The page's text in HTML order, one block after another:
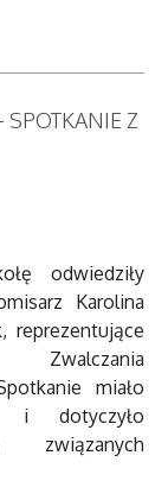
SPOTKANIE Z
odwiedziły
Karolina
reprezentujące
miało
i dotyczyło
związanych